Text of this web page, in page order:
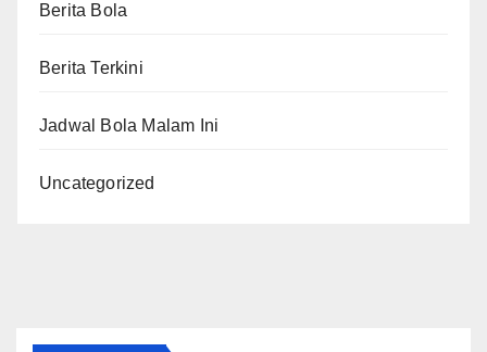
Berita Bola
Berita Terkini
Jadwal Bola Malam Ini
Uncategorized